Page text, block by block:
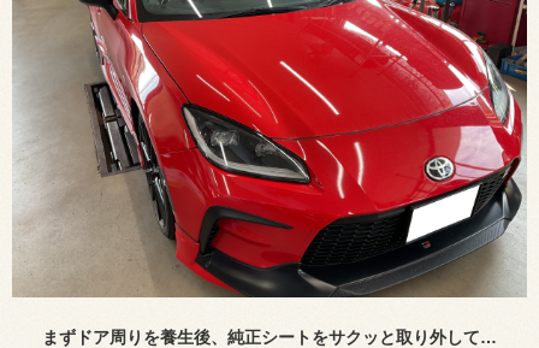
まずドア周りを養生後、純正シートをサクッと取り外して…